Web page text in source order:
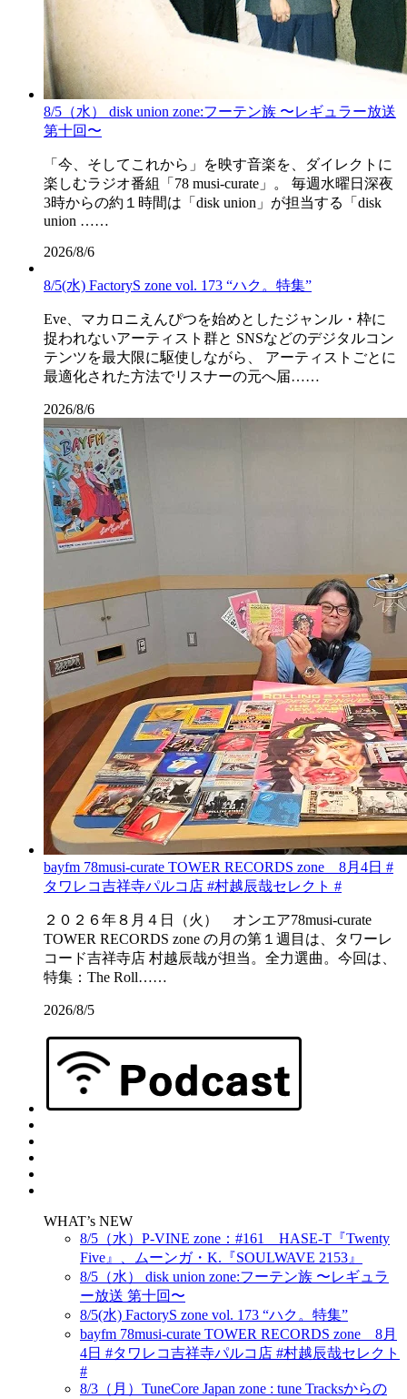
8/5（水） disk union zone:フーテン族 〜レギュラー放送
第十回〜
「今、そしてこれから」を映す音楽を、ダイレクトに
楽しむラジオ番組「78 musi-curate」。 毎週水曜日深夜
3時からの約１時間は「disk union」が担当する「disk
union ……
2026/8/6
8/5(水) FactoryS zone vol. 173 “ハク。特集”
Eve、マカロニえんぴつを始めとしたジャンル・枠に
捉われないアーティスト群と SNSなどのデジタルコン
テンツを最大限に駆使しながら、 アーティストごとに
最適化された方法でリスナーの元へ届……
2026/8/6
bayfm 78musi-curate TOWER RECORDS zone 8月4日 #
タワレコ吉祥寺パルコ店 #村越辰哉セレクト #
２０２６年８月４日（火） オンエア78musi-curate
TOWER RECORDS zone の月の第１週目は、タワーレ
コード吉祥寺店 村越辰哉が担当。全力選曲。今回は、
特集：The Roll……
2026/8/5
WHAT’s NEW
8/5（水）P-VINE zone：#161 HASE-T『Twenty
Five』、ムーンガ・K.『SOULWAVE 2153』
8/5（水） disk union zone:フーテン族 〜レギュラ
ー放送 第十回〜
8/5(水) FactoryS zone vol. 173 “ハク。特集”
bayfm 78musi-curate TOWER RECORDS zone 8月
4日 #タワレコ吉祥寺パルコ店 #村越辰哉セレクト
#
8/3（月）TuneCore Japan zone : tune Tracksからの